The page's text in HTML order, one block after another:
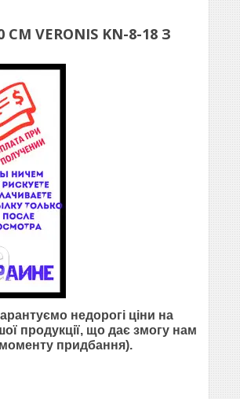
СМ VERONIS KN-8-18 З
недорогі ціни на
продукції, що дає змогу нам
моменту придбання).